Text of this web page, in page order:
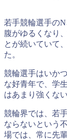
若手競輪選手の
腹がゆるくなり
とが続いていて
た。
競輪選手はいか
な好青年で、学
はあまり強くな
競輪界では、若
ならないという
場では、常に先